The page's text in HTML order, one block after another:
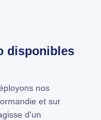
disponibles
nos
et sur
d'un